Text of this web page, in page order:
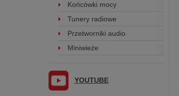
Końcówki mocy
Tunery radiowe
Przetworniki audio
Miniwieże
YOUTUBE